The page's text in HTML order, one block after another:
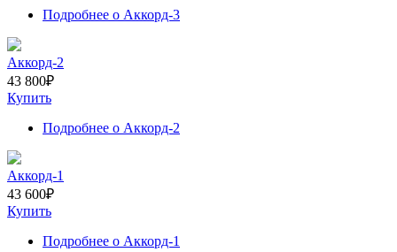
Подробнее о Аккорд-3
Аккорд-2
43 800₽
Купить
Подробнее о Аккорд-2
Аккорд-1
43 600₽
Купить
Подробнее о Аккорд-1